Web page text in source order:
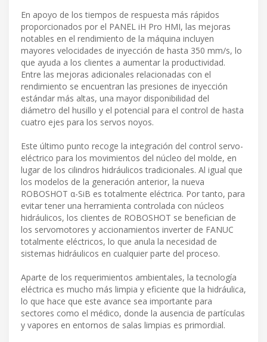
En apoyo de los tiempos de respuesta más rápidos
proporcionados por el PANEL iH Pro HMI, las mejoras
notables en el rendimiento de la máquina incluyen
mayores velocidades de inyección de hasta 350 mm/s, lo
que ayuda a los clientes a aumentar la productividad.
Entre las mejoras adicionales relacionadas con el
rendimiento se encuentran las presiones de inyección
estándar más altas, una mayor disponibilidad del
diámetro del husillo y el potencial para el control de hasta
cuatro ejes para los servos noyos.
Este último punto recoge la integración del control servo-
eléctrico para los movimientos del núcleo del molde, en
lugar de los cilindros hidráulicos tradicionales. Al igual que
los modelos de la generación anterior, la nueva
ROBOSHOT α-SiB es totalmente eléctrica. Por tanto, para
evitar tener una herramienta controlada con núcleos
hidráulicos, los clientes de ROBOSHOT se benefician de
los servomotores y accionamientos inverter de FANUC
totalmente eléctricos, lo que anula la necesidad de
sistemas hidráulicos en cualquier parte del proceso.
Aparte de los requerimientos ambientales, la tecnología
eléctrica es mucho más limpia y eficiente que la hidráulica,
lo que hace que este avance sea importante para
sectores como el médico, donde la ausencia de partículas
y vapores en entornos de salas limpias es primordial.